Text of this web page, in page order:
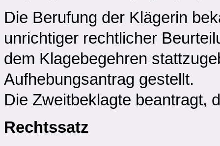
Die Berufung der Klägerin
unrichtiger rechtlicher
dem Klagebegehren
Aufhebungsantrag gestellt.
Die Zweitbeklagte beantragt,
Rechtssatz